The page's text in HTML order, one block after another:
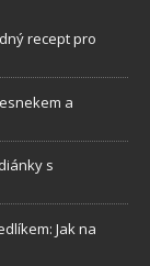
recept pro
a
s
Jak na